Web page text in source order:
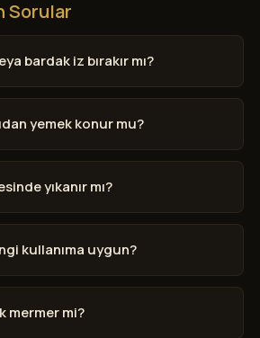
Sorular
bardak iz bırakır mı?
yemek konur mu?
yıkanır mı?
kullanıma uygun?
mermer mi?